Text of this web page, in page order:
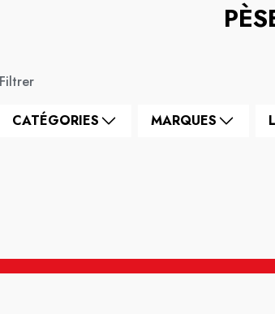
Filtrer
CATÉGORIES MARQUES